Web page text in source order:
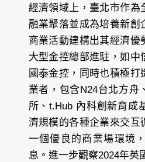
經濟領域上，臺北市作為
融業聚落並成為培養新創
商業活動建構出其經濟優
大型金控總部進駐，如中
國泰金控，同時也積極打
業者，包含N24台北方舟
所、t.Hub 內科創新育成
濟規模的各種企業來交互
一個優良的商業場環境
息。進一步觀察2024年英